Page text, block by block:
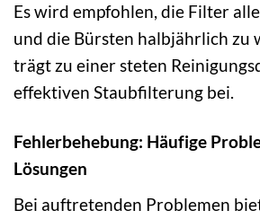
Es wird empfohlen, die Filter
und die Bürsten halbjährlich zu
trägt zu einer steten
effektiven Staubfilterung bei.
Fehlerbehebung: Häufige
Lösungen
Bei auftretenden Problemen